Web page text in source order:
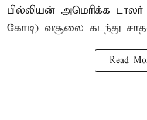
பில்லியன் அமெரிக்க டாலர்
கோடி) வசூலை கடந்து
Read